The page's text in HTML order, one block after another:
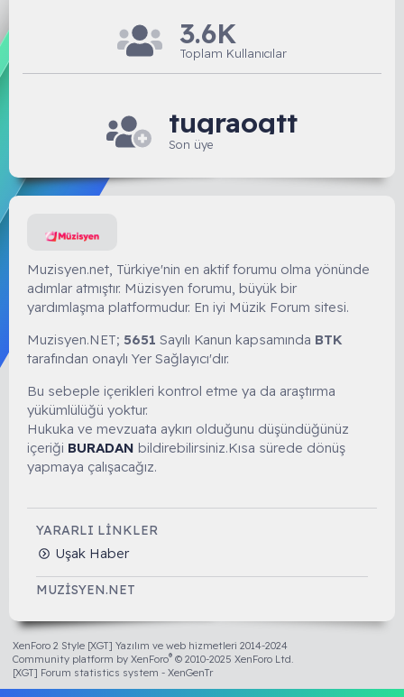
3.6K
Toplam Kullanıcılar
tugraogtt
Son üye
Muzisyen.net, Türkiye'nin en aktif forumu olma yönünde
adımlar atmıştır. Müzisyen forumu, büyük bir
yardımlaşma platformudur. En iyi Müzik Forum sitesi.
Muzisyen.NET; 5651 Sayılı Kanun kapsamında BTK
tarafından onaylı Yer Sağlayıcı'dır.
Bu sebeple içerikleri kontrol etme ya da araştırma
yükümlülüğü yoktur.
Hukuka ve mevzuata aykırı olduğunu düşündüğünüz
içeriği BURADAN bildirebilirsiniz.Kısa sürede dönüş
yapmaya çalışacağız.
YARARLI LINKLER
Uşak Haber
MUZISYEN.NET
XenForo 2 Style [XGT] Yazılım ve web hizmetleri 2014-2024
Community platform by XenForo® © 2010-2025 XenForo Ltd.
[XGT] Forum statistics system - XenGenTr